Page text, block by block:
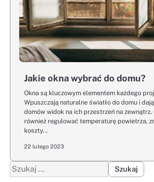
Jakie okna wybrać do domu?
Okna są kluczowym elementem każdego
Wpuszczają naturalne światło do domu i
domów widok na ich przestrzeń na zewnątrz.
również regulować temperaturę powietrza,
koszty…
22 lutego 2023
Szukaj: